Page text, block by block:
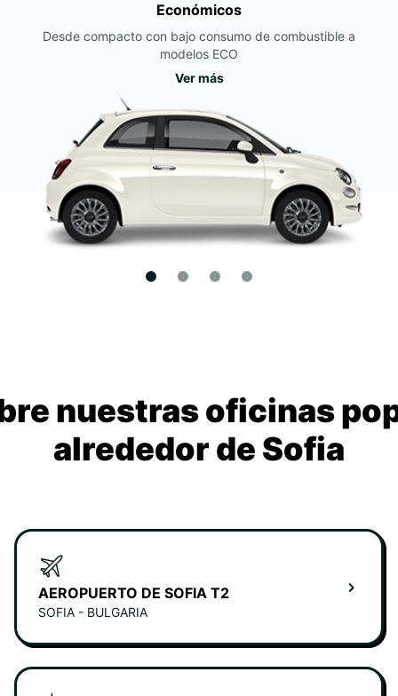
Económicos
Desde compacto con bajo consumo de combustible a
modelos ECO
Ver más
nuestras oficinas
alrededor de Sofia
AEROPUERTO DE SOFIA T2
SOFIA - BULGARIA